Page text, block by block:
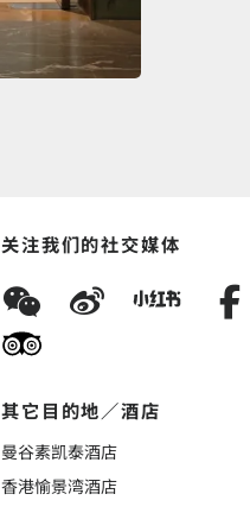
关注我们的社交媒体
WeChat
Weibo
其它目的地／酒店
曼谷素凯泰酒店
香港愉景湾酒店